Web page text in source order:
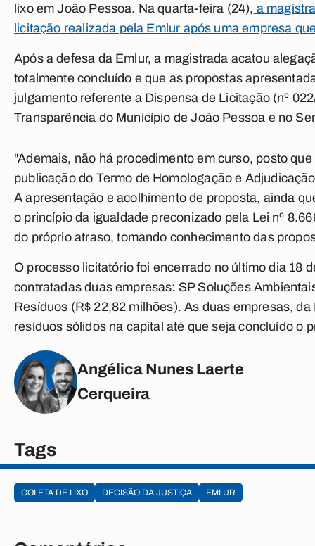
lixo em João Pessoa. Na quarta-feira (24), a
licitação realizada pela Emlur após uma empresa
Após a defesa da Emlur, a magistrada acatou
totalmente concluído e que as propostas
julgamento referente a Dispensa de Licitação (nº
Transparência do Município de João Pessoa e no
"Ademais, não há procedimento em curso, posto
publicação do Termo de Homologação e
A apresentação e acolhimento de proposta, ainda
o princípio da igualdade preconizado pela Lei nº
do próprio atraso, tomando conhecimento das
O processo licitatório foi encerrado no último dia 18
contratadas duas empresas: SP Soluções
Resíduos (R$ 22,82 milhões). As duas empresas,
resíduos sólidos na capital até que seja concluído o
Angélica Nunes Laerte
Cerqueira
Tags
COLETA DE LIXO DECISÃO DA JUSTIÇA EMLUR